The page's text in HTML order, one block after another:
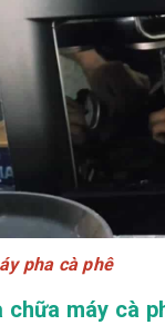
pha cà phê
chữa máy cà